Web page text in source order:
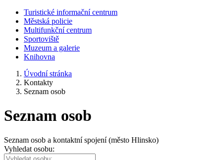
Turistické informační centrum
Městská policie
Multifunkční centrum
Sportoviště
Muzeum a galerie
Knihovna
Úvodní stránka
Kontakty
Seznam osob
Seznam osob
Seznam osob a kontaktní spojení (město Hlinsko)
Vyhledat osobu: